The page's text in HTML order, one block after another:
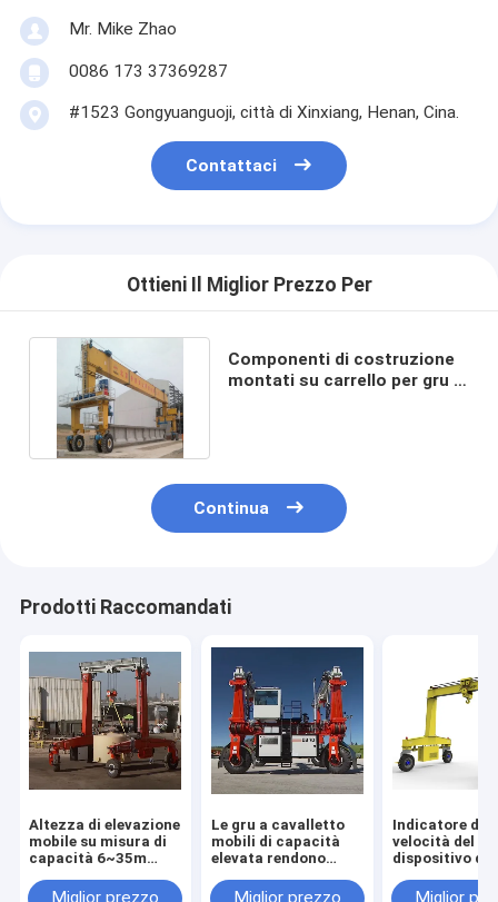
Mr. Mike Zhao
0086 173 37369287
#1523 Gongyuanguoji, città di Xinxiang, Henan, Cina.
Contattaci
Ottieni Il Miglior Prezzo Per
Componenti di costruzione
montati su carrello per gru a
Continua
Prodotti Raccomandati
Altezza di elevazione
mobile su misura di
capacità 6~35m
25-100t
Le gru a cavalletto
mobili di capacità
elevata rendono
sollevamento nel
Indicatore di
velocità del
dispositivo di
tifone per il